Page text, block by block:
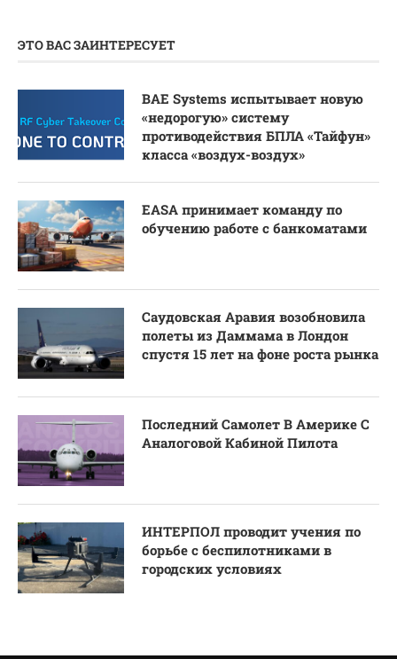
ЭТО ВАС ЗАИНТЕРЕСУЕТ
BAE Systems испытывает новую
«недорогую» систему
противодействия БПЛА «Тайфун»
класса «воздух-воздух»
EASA принимает команду по
обучению работе с банкоматами
Саудовская Аравия возобновила
полеты из Даммама в Лондон
спустя 15 лет на фоне роста рынка
Последний Самолет В Америке С
Аналоговой Кабиной Пилота
ИНТЕРПОЛ проводит учения по
борьбе с беспилотниками в
городских условиях